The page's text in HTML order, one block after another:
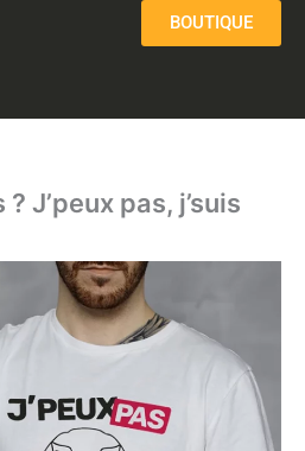
BOUTIQUE
J’peux pas, j’suis